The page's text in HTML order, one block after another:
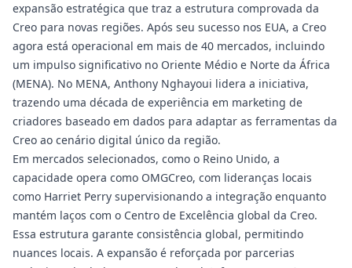
expansão estratégica que traz a estrutura comprovada da
Creo para novas regiões. Após seu sucesso nos EUA, a Creo
agora está operacional em mais de 40 mercados, incluindo
um impulso significativo no Oriente Médio e Norte da África
(MENA). No MENA, Anthony Nghayoui lidera a iniciativa,
trazendo uma década de experiência em marketing de
criadores baseado em dados para adaptar as ferramentas da
Creo ao cenário digital único da região.
Em mercados selecionados, como o Reino Unido, a
capacidade opera como OMGCreo, com lideranças locais
como Harriet Perry supervisionando a integração enquanto
mantém laços com o Centro de Excelência global da Creo.
Essa estrutura garante consistência global, permitindo
nuances locais. A expansão é reforçada por parcerias